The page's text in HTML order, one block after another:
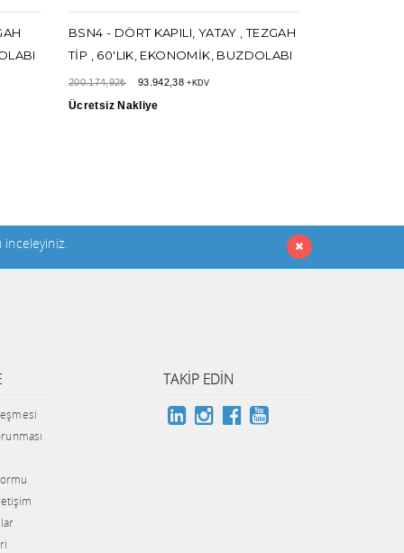
BSN4 - DÖRT KAPILI, YATAY , TEZGAH
TIP , 60'LIK, EKONOMIK, BUZDOLABI
200.174,92₺ 93.942,38+KDV
Ücretsiz Nakliye
inceleyiniz.
TAKIP EDIN